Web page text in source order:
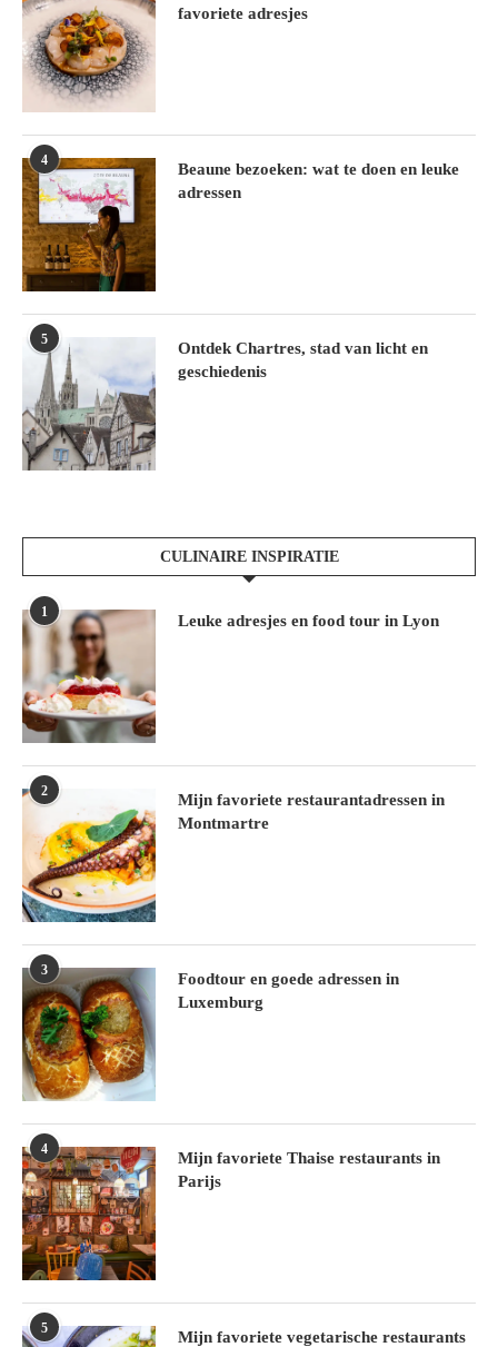
favoriete adresjes
4
Beaune bezoeken: wat te doen en leuke
adressen
5
Ontdek Chartres, stad van licht en
geschiedenis
CULINAIRE INSPIRATIE
1
Leuke adresjes en food tour in Lyon
2
Mijn favoriete restaurantadressen in
Montmartre
3
Foodtour en goede adressen in
Luxemburg
4
Mijn favoriete Thaise restaurants in
Parijs
5
Mijn favoriete vegetarische restaurants